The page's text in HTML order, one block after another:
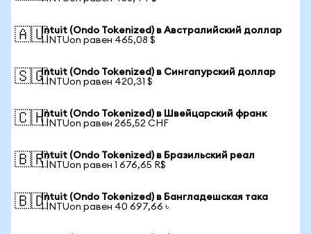
🇦🇺Intuit (Ondo Tokenized) в Австралийский доллар
1 INTUon равен 465,08 $
🇸🇬Intuit (Ondo Tokenized) в Сингапурский доллар
1 INTUon равен 420,31 $
🇨🇭Intuit (Ondo Tokenized) в Швейцарский франк
1 INTUon равен 265,52 CHF
🇧🇷Intuit (Ondo Tokenized) в Бразильский реал
1 INTUon равен 1 676,65 R$
🇧🇩Intuit (Ondo Tokenized) в Бангладешская така
1 INTUon равен 40 697,66 ৳